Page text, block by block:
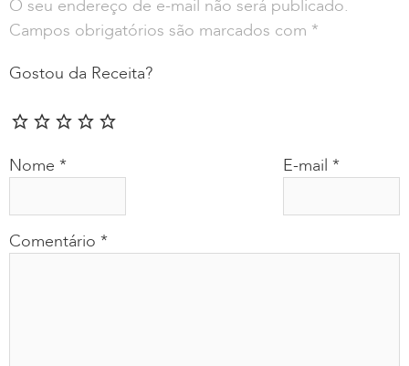
O seu endereço de e-mail não será publicado.
Campos obrigatórios são marcados com *
Gostou da Receita?
Comentário *
Nome * E-mail *